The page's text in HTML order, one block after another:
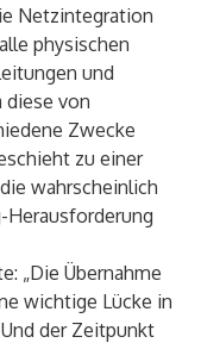
Netzintegration
physischen
und
diese von
Zwecke
zu einer
wahrscheinlich
„Die Übernahme
wichtige Lücke in
der Zeitpunkt